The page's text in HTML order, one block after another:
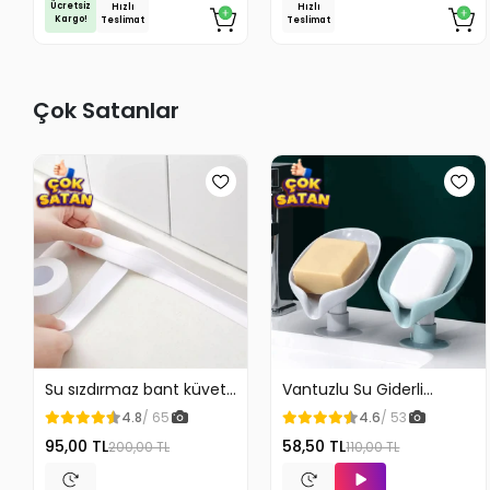
Ücretsiz
Kargo!
Hızlı
Teslimat
Hızlı
Teslimat
Çok Satanlar
Su sızdırmaz bant küvet
Tezgah tamir bandı
4.8/ 65
95,00 TL200,00 TL
Vantuzlu Su Giderli
Sabunluk Kaymaz
4.6/ 53
58,50 TL110,00 TL